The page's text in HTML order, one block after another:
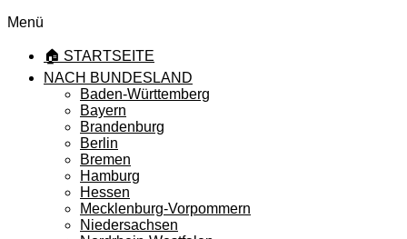
Menü
🏠 STARTSEITE
NACH BUNDESLAND
Baden-Württemberg
Bayern
Brandenburg
Berlin
Bremen
Hamburg
Hessen
Mecklenburg-Vorpommern
Niedersachsen